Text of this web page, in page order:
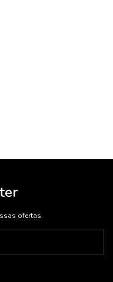
ofertas.